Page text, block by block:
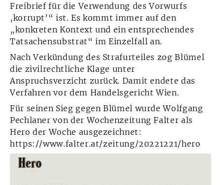
Freibrief für die Verwendung des Vorwurfs
‚korrupt’“ ist. Es kommt immer auf den
„konkreten Kontext und ein entsprechendes
Tatsachensubstrat“ im Einzelfall an.
Nach Verkündung des Strafurteiles zog Blümel
die zivilrechtliche Klage unter
Anspruchsverzicht zurück. Damit endete das
Verfahren vor dem Handelsgericht Wien.
Für seinen Sieg gegen Blümel wurde Wolfgang
Pechlaner von der Wochenzeitung Falter als
Hero der Woche ausgezeichnet:
https://www.falter.at/zeitung/20221221/hero